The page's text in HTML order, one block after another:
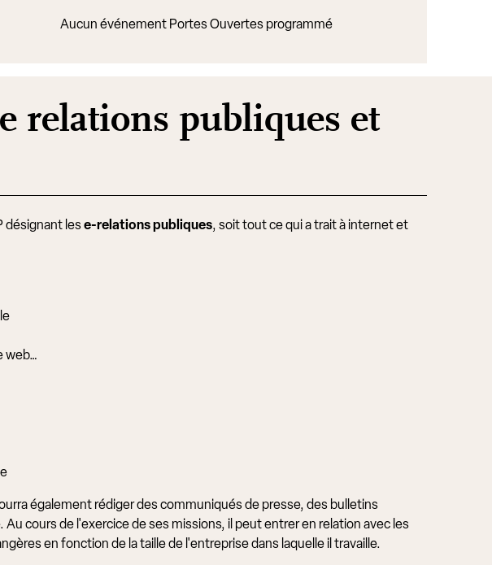
Aucun événement Portes Ouvertes programmé
relations publiques et
désignant lese-relations publiques, soit tout ce qui a trait à internet et
web…
également rédiger des communiqués de presse, des bulletins
cours de l'exercice de ses missions, il peut entrer en relation avec les
en fonction de la taille de l'entreprise dans laquelle il travaille.